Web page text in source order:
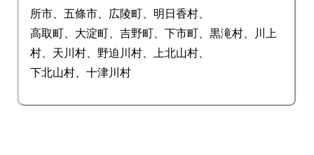
所市、五條市、広陵町、明日香村、
高取町、大淀町、吉野町、下市町、黒滝村、川上
村、天川村、野迫川村、上北山村、
下北山村、十津川村